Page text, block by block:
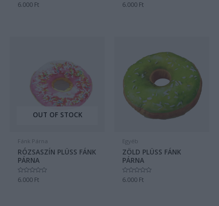
Értékelés:
0
6.000 Ft
Értékelés:
0
6.000 Ft
OUT OF STOCK
Fánk Párna
RÓZSASZÍN PLÜSS FÁNK
PÁRNA
Értékelés:
0
6.000 Ft
Egyéb
ZÖLD PLÜSS FÁNK
PÁRNA
Értékelés:
0
6.000 Ft